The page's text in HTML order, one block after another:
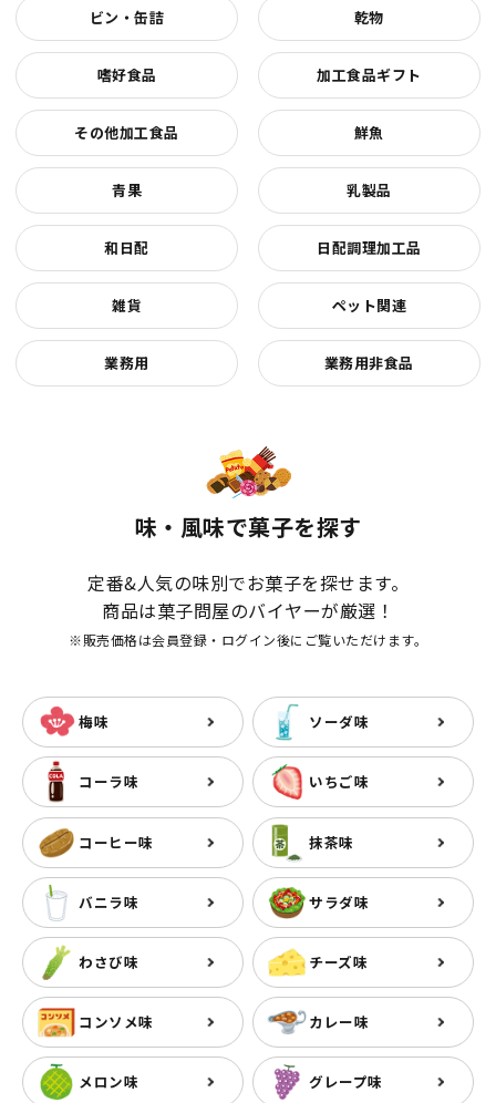
ビン・缶詰 乾物
嗜好食品 加工食品ギフト
その他加工食品 鮮魚
青果 乳製品
和日配 日配調理加工品
雑貨 ペット関連
業務用 業務用非食品
味・風味で菓子を探す
定番&人気の味別でお菓子を探せます。
商品は菓子問屋のバイヤーが厳選！
※販売価格は会員登録・ログイン後にご覧いただけます。
梅味 ソーダ味
コーラ味 いちご味
コーヒー味 抹茶味
バニラ味 サラダ味
わさび味 チーズ味
コンソメ味 カレー味
メロン味 グレープ味